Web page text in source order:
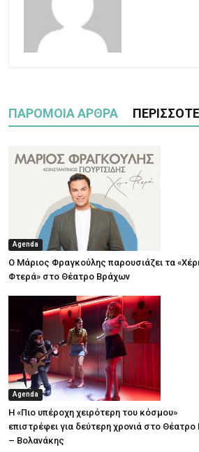
ΠΑΡΟΜΟΙΑ ΑΡΘΡΑ
Agenda
Ο Μάριος Φραγκούλης παρουσιάζει τα
Φτερά» στο Θέατρο Βράχων
Agenda
Η «Πιο υπέροχη χειρότερη του κόσμου»
επιστρέφει για δεύτερη χρονιά στο Θέατρο
– Βολανάκης